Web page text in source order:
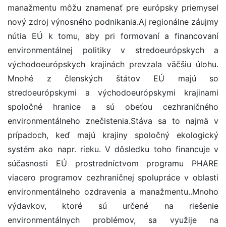
manažmentu môžu znamenať pre európsky priemysel
nový zdroj výnosného podnikania.Aj regionálne záujmy
nútia EÚ k tomu, aby pri formovaní a financovaní
environmentálnej politiky v stredoeurópskych a
východoeurópskych krajinách prevzala väčšiu úlohu.
Mnohé z členských štátov EÚ majú so
stredoeurópskymi a východoeurópskymi krajinami
spoločné hranice a sú obeťou cezhraničného
environmentálneho znečistenia.Stáva sa to najmä v
prípadoch, keď majú krajiny spoločný ekologický
systém ako napr. rieku. V dôsledku toho financuje v
súčasnosti EÚ prostredníctvom programu PHARE
viacero programov cezhraničnej spolupráce v oblasti
environmentálneho ozdravenia a manažmentu..Mnoho
výdavkov, ktoré sú určené na riešenie
environmentálnych problémov, sa využije na